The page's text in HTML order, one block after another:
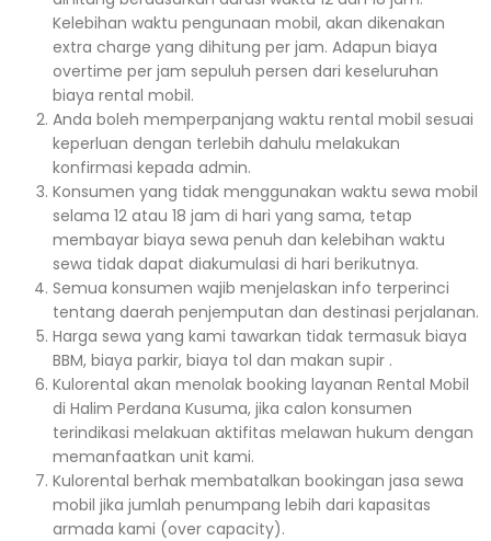
Kelebihan waktu pengunaan mobil, akan dikenakan
extra charge yang dihitung per jam. Adapun biaya
overtime per jam sepuluh persen dari keseluruhan
biaya rental mobil.
Anda boleh memperpanjang waktu rental mobil sesuai
keperluan dengan terlebih dahulu melakukan
konfirmasi kepada admin.
Konsumen yang tidak menggunakan waktu sewa mobil
selama 12 atau 18 jam di hari yang sama, tetap
membayar biaya sewa penuh dan kelebihan waktu
sewa tidak dapat diakumulasi di hari berikutnya.
Semua konsumen wajib menjelaskan info terperinci
tentang daerah penjemputan dan destinasi perjalanan.
Harga sewa yang kami tawarkan tidak termasuk biaya
BBM, biaya parkir, biaya tol dan makan supir .
Kulorental akan menolak booking layanan Rental Mobil
di Halim Perdana Kusuma, jika calon konsumen
terindikasi melakuan aktifitas melawan hukum dengan
memanfaatkan unit kami.
Kulorental berhak membatalkan bookingan jasa sewa
mobil jika jumlah penumpang lebih dari kapasitas
armada kami (over capacity).